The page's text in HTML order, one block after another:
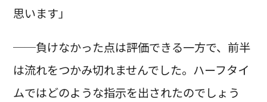
思います」
──負けなかった点は評価できる一方で、前半
は流れをつかみ切れませんでした。ハーフタイ
ムではどのような指示を出されたのでしょう